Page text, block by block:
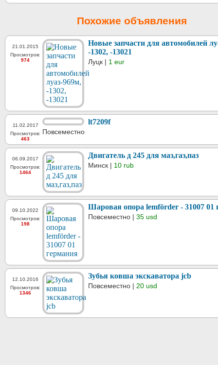
Похожие объявления
21.01.2015
Просмотров:
974
Новые запчасти для автомобилей
-1302, -13021
Луцк | 1 eur
11.02.2017
Просмотров:
463
lt7209f
Повсеместно
06.09.2017
Просмотров:
1464
Двигатель д 245 для маз,газ,паз
Минск | 10 rub
09.10.2022
Просмотров:
198
Шаровая опора lemförder - 31007 01
Повсеместно | 35 usd
12.10.2016
Просмотров:
1346
Зубья ковша экскаватора jcb
Повсеместно | 20 usd